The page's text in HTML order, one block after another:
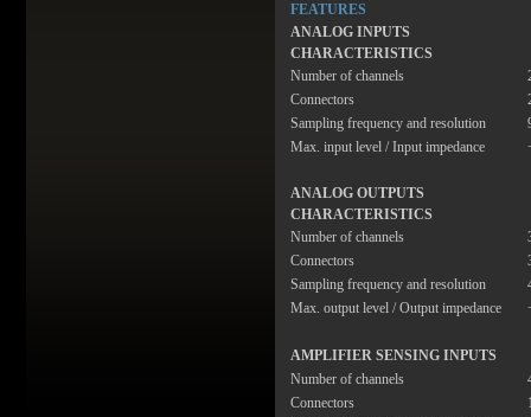
FEATURES
ANALOG INPUTS
CHARACTERISTICS
Number of channels
Connectors
Sampling frequency and resolution
Max. input level / Input impedance
ANALOG OUTPUTS
CHARACTERISTICS
Number of channels
Connectors
Sampling frequency and resolution
Max. output level / Output impedance
AMPLIFIER SENSING INPUTS
Number of channels
Connectors